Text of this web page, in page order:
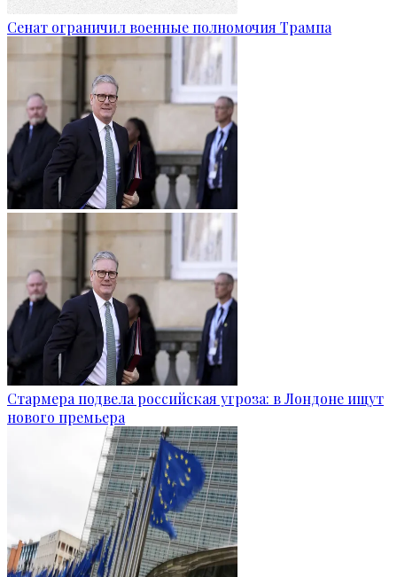
Сенат ограничил военные полномочия Трампа
Стармера подвела российская угроза: в Лондоне ищут
нового премьера